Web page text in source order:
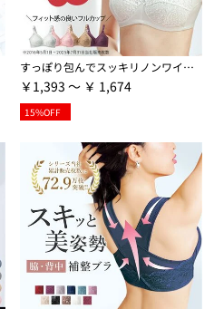
すっぽり包んでスッキリノンワイヤーブラ
￥1,393 ～ ￥ 1,674
15%OFF